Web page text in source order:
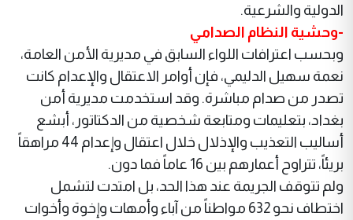
الدولية والشرعية.
-وحشية النظام الصدامي
وبحسب اعترافات اللواء السابق في مديرية الأمن العامة،
نعمة سهيل الدليمي، فإن أوامر الاعتقال والإعدام كانت
تصدر من صدام مباشرة. وقد استخدمت مديرية أمن
بغداد، بتعليمات ومتابعة شخصية من الدكتاتور، أبشع
أساليب التعذيب والإذلال خلال اعتقال وإعدام 44 مراهقاً
بريئاً، تتراوح أعمارهم بين 16 عاماً فما دون.
ولم تتوقف الجريمة عند هذا الحد، بل امتدت لتشمل
اختطاف نحو 632 مواطناً من آباء وأمهات وإخوة وأخوات